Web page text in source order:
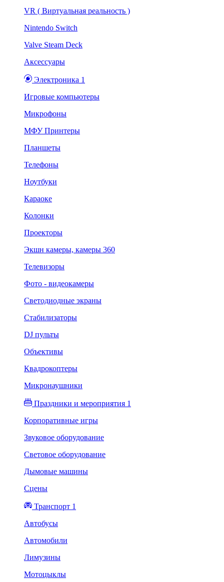
VR ( Виртуальная реальность )
Nintendo Switch
Valve Steam Deck
Аксессуары
Электроника 1
Игровые компьютеры
Микрофоны
МФУ Принтеры
Планшеты
Телефоны
Ноутбуки
Караоке
Колонки
Проекторы
Экшн камеры, камеры 360
Телевизоры
Фото - видеокамеры
Светодиодные экраны
Стабилизаторы
DJ пульты
Объективы
Квадрокоптеры
Микронаушники
Праздники и мероприятия 1
Корпоративные игры
Звуковое оборудование
Световое оборудование
Дымовые машины
Сцены
Транспорт 1
Автобусы
Автомобили
Лимузины
Мотоцыклы